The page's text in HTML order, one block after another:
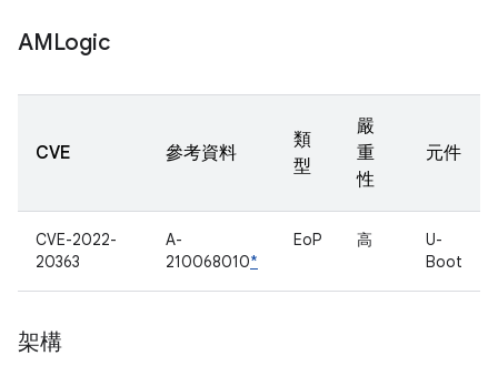
AMLogic
CVE 參考資料
類
型
嚴
重
性
元件
CVE-2022-
20363
A-
210068010*
EoP 高
U-
Boot
架構